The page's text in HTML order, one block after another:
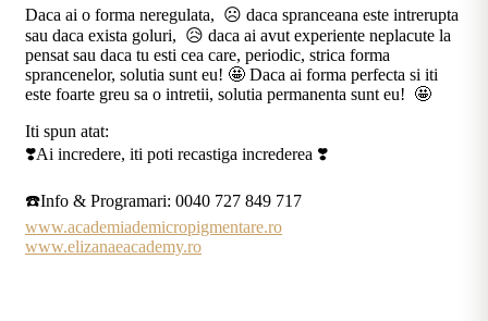
Daca ai o forma neregulata, ☹️ daca spranceana este intrerupta
sau daca exista goluri, 😥 daca ai avut experiente neplacute la
pensat sau daca tu esti cea care, periodic, strica forma
sprancenelor, solutia sunt eu! 🤩 Daca ai forma perfecta si iti
este foarte greu sa o intretii, solutia permanenta sunt eu! 🤩
Iti spun atat:
❣️Ai incredere, iti poti recastiga increderea ❣️
☎️Info & Programari: 0040 727 849 717
www.academiademicropigmentare.ro
www.elizanaeacademy.ro